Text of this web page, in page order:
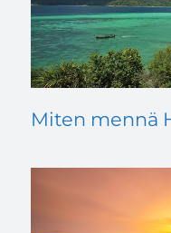
Miten mennä